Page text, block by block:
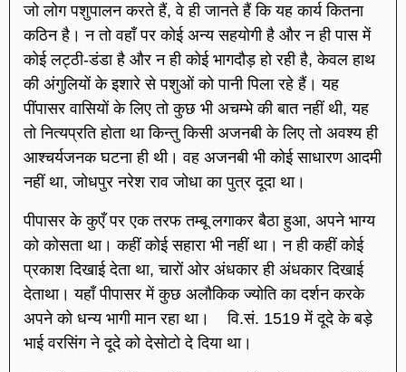
जो लोग पशुपालन करते हैं, वे ही जानते हैं कि यह कार्य कितना
कठिन है। न तो वहाँ पर कोई अन्य सहयोगी है और न ही पास में
कोई लट्ठी-डंडा है और न ही कोई भागदौड़ हो रही है, केवल हाथ
की अंगुलियों के इशारे से पशुओं को पानी पिला रहे हैं। यह
पींपासर वासियों के लिए तो कुछ भी अचम्भे की बात नहीं थी, यह
तो नित्यप्रति होता था किन्तु किसी अजनबी के लिए तो अवश्य ही
आश्चर्यजनक घटना ही थी। वह अजनबी भी कोई साधारण आदमी
नहीं था, जोधपुर नरेश राव जोधा का पुत्र दूदा था।
पीपासर के कुएँ पर एक तरफ तम्बू लगाकर बैठा हुआ, अपने भाग्य
को कोसता था। कहीं कोई सहारा भी नहीं था। न ही कहीं कोई
प्रकाश दिखाई देता था, चारों ओर अंधकार ही अंधकार दिखाई
देताथा। यहाँ पीपासर में कुछ अलौकिक ज्योति का दर्शन करके
अपने को धन्य भागी मान रहा था। वि.सं. 1519 में दूदे के बड़े
भाई वरसिंग ने दूदे को देसोटो दे दिया था।